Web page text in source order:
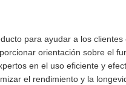
para ayudar a los
orientación sobre el
en el uso eficiente y
el rendimiento y la